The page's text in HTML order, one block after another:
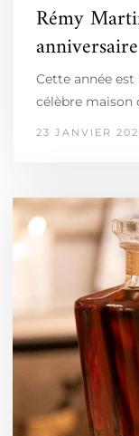
Rémy
anniversaire
Cette année
célèbre maison
23 JANVIER